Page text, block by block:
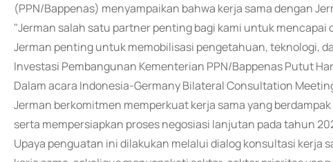
(PPN/Bappenas) menyampaikan bahwa kerja sama dengan
"Jerman salah satu partner penting bagi kami untuk
Jerman penting untuk memobilisasi pengetahuan, teknologi,
Investasi Pembangunan Kementerian PPN/Bappenas Putut
Dalam acara Indonesia-Germany Bilateral Consultation
Jerman berkomitmen memperkuat kerja sama yang
serta mempersiapkan proses negosiasi lanjutan pada tahun
Upaya penguatan ini dilakukan melalui dialog konsultasi kerja